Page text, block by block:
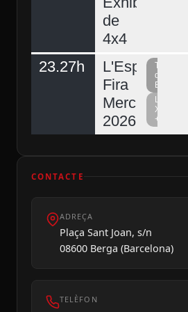
de
4x4
23.27h
L'Espunyola,
Fira
Mercat
2026
Televisió
del
Berguedà
La
Xarxa
+
CONTACTE
ADREÇA
Plaça Sant Joan, s/n
08600 Berga (Barcelona)
TELÈFON